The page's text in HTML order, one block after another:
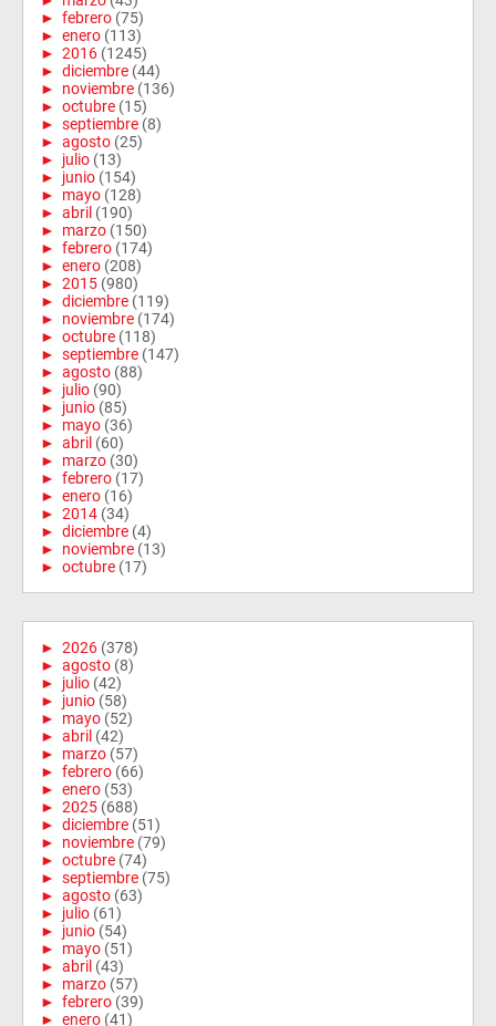
► febrero (75)
► enero (113)
► 2016 (1245)
► diciembre (44)
► noviembre (136)
► octubre (15)
► septiembre (8)
► agosto (25)
► julio (13)
► junio (154)
► mayo (128)
► abril (190)
► marzo (150)
► febrero (174)
► enero (208)
► 2015 (980)
► diciembre (119)
► noviembre (174)
► octubre (118)
► septiembre (147)
► agosto (88)
► julio (90)
► junio (85)
► mayo (36)
► abril (60)
► marzo (30)
► febrero (17)
► enero (16)
► 2014 (34)
► diciembre (4)
► noviembre (13)
► octubre (17)
► 2026 (378)
► agosto (8)
► julio (42)
► junio (58)
► mayo (52)
► abril (42)
► marzo (57)
► febrero (66)
► enero (53)
► 2025 (688)
► diciembre (51)
► noviembre (79)
► octubre (74)
► septiembre (75)
► agosto (63)
► julio (61)
► junio (54)
► mayo (51)
► abril (43)
► marzo (57)
► febrero (39)
► enero (41)